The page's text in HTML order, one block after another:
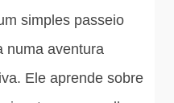
simples passeio
numa aventura
Ele aprende sobre